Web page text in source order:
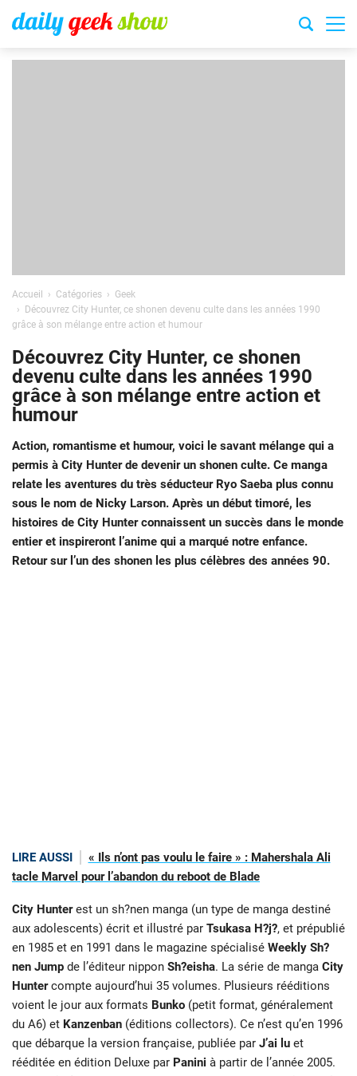
Accueil Catégories
Geek
Découvrez City Hunter, ce shonen devenu culte dans les années 1990
grâce à son mélange entre action et humour
Découvrez City Hunter, ce shonen
devenu culte dans les années 1990
grâce à son mélange entre action et
humour
Action, romantisme et humour, voici le savant mélange qui a
permis à City Hunter de devenir un shonen culte. Ce manga
relate les aventures du très séducteur Ryo Saeba plus connu
sous le nom de Nicky Larson. Après un début timoré, les
histoires de City Hunter connaissent un succès dans le monde
entier et inspireront l’anime qui a marqué notre enfance.
Retour sur l’un des shonen les plus célèbres des années 90.
LIRE AUSSI
« Ils n’ont pas voulu le faire » : Mahershala Ali
tacle Marvel pour l’abandon du reboot de Blade
City Hunterest un sh?nen manga (un type de manga destiné
aux adolescents) écrit et illustré par Tsukasa H?j?, et prépublié
en 1985 et en 1991 dans le magazine spécialisé Weekly Sh?
nen Jump de l’éditeur nippon Sh?eisha. La série de manga City
Huntercompte aujourd’hui 35 volumes. Plusieurs rééditions
voient le jour aux formats Bunko (petit format, généralement
du A6) et Kanzenban (éditions collectors). Ce n’est qu’en 1996
que débarque la version française, publiée par J’ai lu et
rééditée en édition Deluxe par Panini à partir de l’année 2005.